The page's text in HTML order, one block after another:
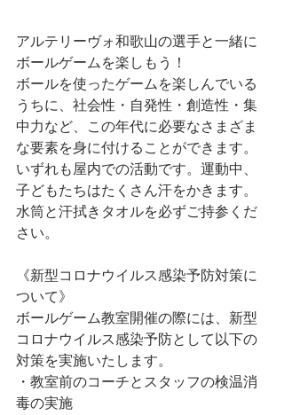
アルテリーヴォ和歌山の選手と一緒に
ボールゲームを楽しもう！
ボールを使ったゲームを楽しんでいる
うちに、社会性・自発性・創造性・集
中力など、この年代に必要なさまざま
な要素を身に付けることができます。
いずれも屋内での活動です。運動中、
子どもたちはたくさん汗をかきます。
水筒と汗拭きタオルを必ずご持参くだ
さい。
《新型コロナウイルス感染予防対策に
ついて》
ボールゲーム教室開催の際には、新型
コロナウイルス感染予防として以下の
対策を実施いたします。
・教室前のコーチとスタッフの検温消
毒の実施